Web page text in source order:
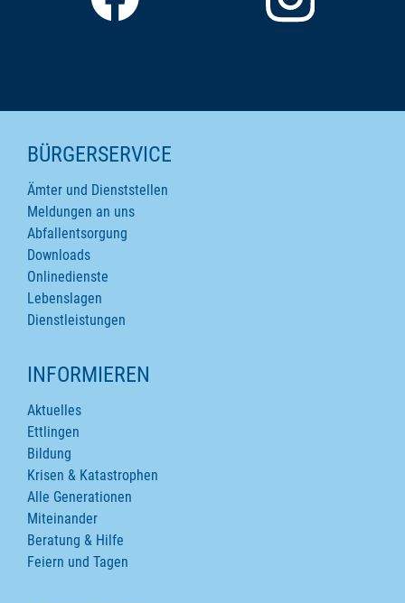
SEITENINHALTE
BÜRGERSERVICE
Ämter und Dienststellen
Meldungen an uns
Abfallentsorgung
Downloads
Onlinedienste
Lebenslagen
Dienstleistungen
INFORMIEREN
Aktuelles
Ettlingen
Bildung
Krisen & Katastrophen
Alle Generationen
Miteinander
Beratung & Hilfe
Feiern und Tagen